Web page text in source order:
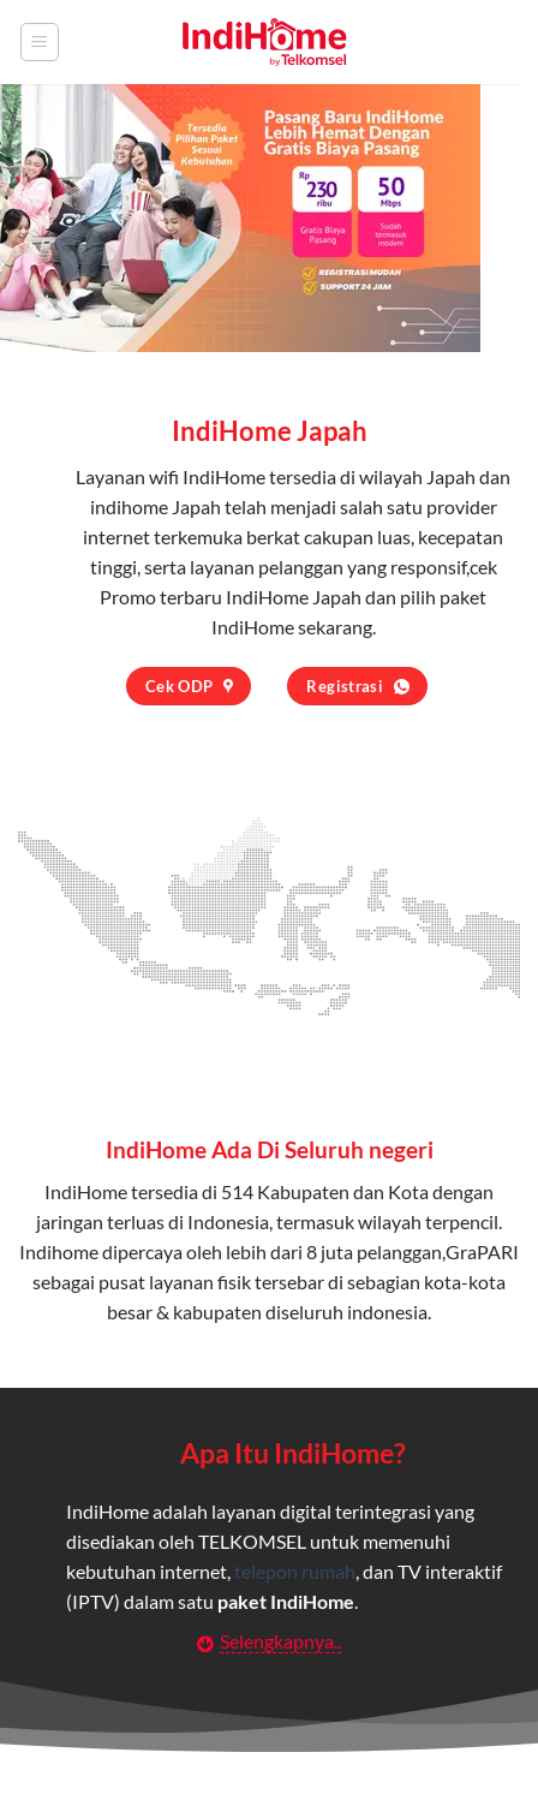
IndiHome Japah
Layanan wifi IndiHometersedia di wilayah Japah dan
indihome Japah telah menjadi salah satu provider
internet terkemuka berkat cakupan luas, kecepatan
tinggi, serta layanan pelanggan yang responsif,cek
Promo terbaru IndiHome Japah dan pilih paket
IndiHomesekarang.
Cek ODP Registrasi
IndiHome Ada Di Seluruh negeri
IndiHome tersedia di 514 Kabupaten dan Kota dengan
jaringan terluas di Indonesia, termasuk wilayah terpencil.
Indihome dipercaya oleh lebih dari 8 juta pelanggan,GraPARI
sebagai pusat layanan fisik tersebar di sebagian kota-kota
besar & kabupaten diseluruh indonesia.
Apa Itu IndiHome?
IndiHome adalah layanan digital terintegrasi yang
disediakan oleh TELKOMSEL untuk memenuhi
kebutuhan internet, telepon rumah , dan TV interaktif
(IPTV) dalam satu paket IndiHome
Layanan Wifi Indihome ini dirancang untuk
maupun individu yang membutuhkan konektivitas dan
hiburan berkualitas tinggi.
Selengkapnya..